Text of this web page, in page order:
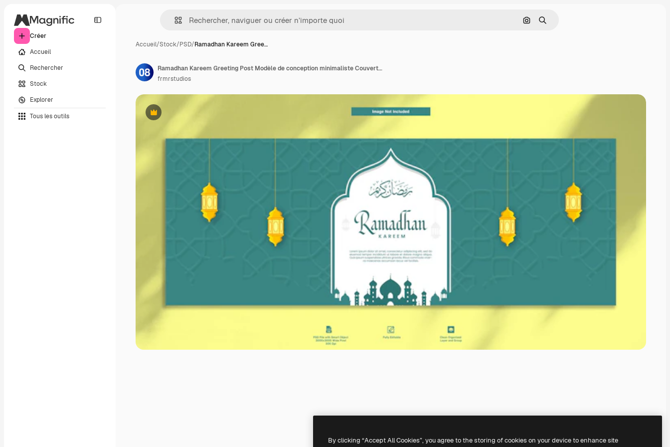
Créer
Accueil
Rechercher
Stock
Explorer
Tous les outils
Rechercher par image
Rechercher
Accueil/Stock/PSD/Ramadhan Kareem Gree…
Premium
Ramadhan Kareem Greeting Post Modèle de conception minimaliste Couverture Facebook
frmrstudios
By clicking “Accept All Cookies”, you agree to the storing of cookies on your device to enhance site